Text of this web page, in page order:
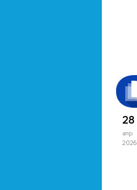
28
апр
2026